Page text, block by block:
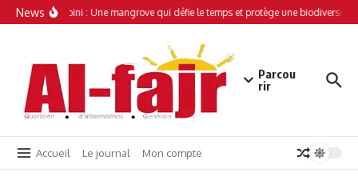
Aller au contenu
NewsSimamboini : Une mangrove qui défie le temps et protège une biodiversité
Parcou
rir
Accueil Le journal Mon compte